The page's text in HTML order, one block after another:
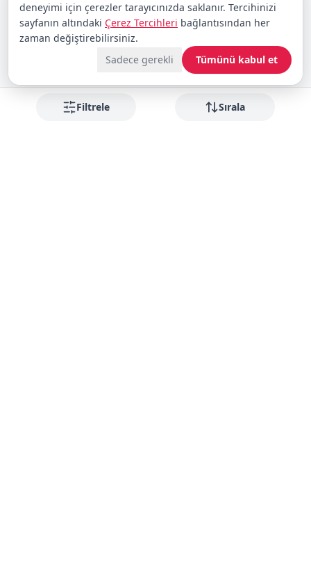
Filtrele Sırala
deneyimi için çerezler tarayıcınızda saklanır. Tercihinizi
sayfanın altındaki Çerez Tercihleri bağlantısından her
zaman değiştirebilirsiniz.
Sadece gerekli
Tümünü kabul et